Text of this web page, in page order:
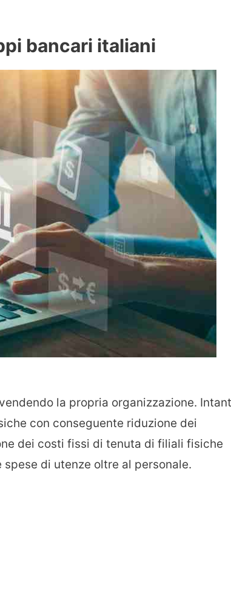
bancari italiani
la propria organizzazione.
con conseguente riduzione dei
dei costi fissi di tenuta di filiali fisiche
di utenze oltre al personale.